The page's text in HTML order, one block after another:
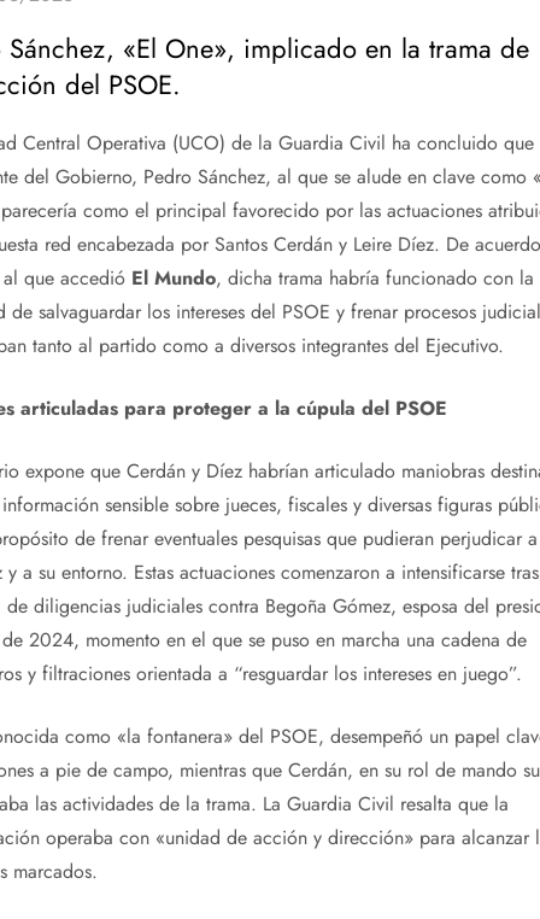
Sánchez, «El One», implicado en la trama de
del PSOE.
Central Operativa (UCO) de la Guardia Civil ha concluido que
del Gobierno, Pedro Sánchez, al que se alude en clave como
como el principal favorecido por las actuaciones
red encabezada por Santos Cerdán y Leire Díez. De
que accedió El Mundo, dicha trama habría funcionado con la
de salvaguardar los intereses del PSOE y frenar procesos
tanto al partido como a diversos integrantes del Ejecutivo.
articuladas para proteger a la cúpula del PSOE
expone que Cerdán y Díez habrían articulado maniobras
sensible sobre jueces, fiscales y diversas figuras
de frenar eventuales pesquisas que pudieran perjudicar
y a su entorno. Estas actuaciones comenzaron a intensificarse
de diligencias judiciales contra Begoña Gómez, esposa del
2024, momento en el que se puso en marcha una cadena de
y filtraciones orientada a “resguardar los intereses en juego”.
como «la fontanera» del PSOE, desempeñó un papel
a pie de campo, mientras que Cerdán, en su rol de mando
las actividades de la trama. La Guardia Civil resalta que la
operaba con «unidad de acción y dirección» para alcanzar
marcados.